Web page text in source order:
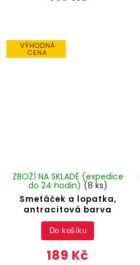
VÝHODNÁ
CENA
Smetáček a lopatka,
antracitová barva
ZBOŽÍ NA SKLADĚ (expedice
do 24 hodin) (8 ks)
189 Kč
Do košíku